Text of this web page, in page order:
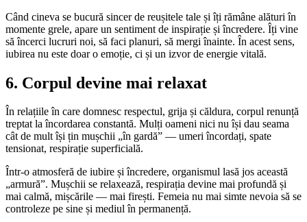
Când cineva se bucură sincer de reușitele tale și îți rămâne alături în
momente grele, apare un sentiment de inspirație și încredere. Îți vine
să încerci lucruri noi, să faci planuri, să mergi înainte. În acest sens,
iubirea nu este doar o emoție, ci și un izvor de energie vitală.
6. Corpul devine mai relaxat
În relațiile în care domnesc respectul, grija și căldura, corpul renunță
treptat la încordarea constantă. Mulți oameni nici nu își dau seama
cât de mult își țin mușchii „în gardă” — umeri încordați, spate
tensionat, respirație superficială.
Într-o atmosferă de iubire și încredere, organismul lasă jos această
„armură”. Mușchii se relaxează, respirația devine mai profundă și
mai calmă, mișcările — mai firești. Femeia nu mai simte nevoia să se
controleze pe sine și mediul în permanență.